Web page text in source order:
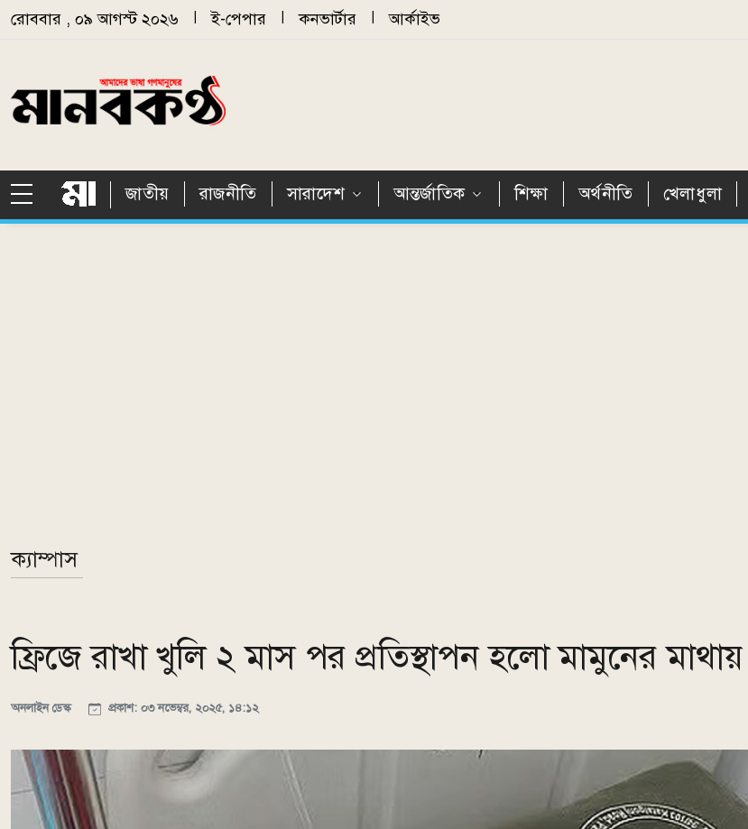
Skip to main content
রোববার , ০৯ আগস্ট ২০২৬ ই-পেপার কনভার্টার আর্কাইভ
জাতীয় রাজনীতি সারাদেশ আন্তর্জাতিক শিক্ষা অর্থনীতি খেলাধুলা
ক্যাম্পাস
ফ্রিজে রাখা খুলি ২ মাস পর প্রতিস্থাপন হলো মামুনের মাথায়
অনলাইন ডেস্ক প্রকাশ: ০৩ নভেম্বর, ২০২৫, ১৪:১২